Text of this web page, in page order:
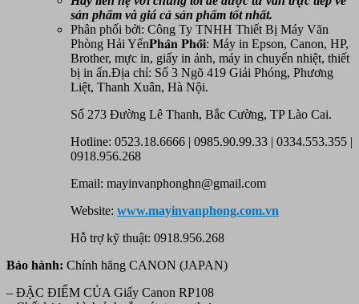
sản phẩm và giá cả sản phẩm tốt nhất.
Phân phối bởi: Công Ty TNHH Thiết Bị Máy Văn
Phòng Hải Yến𝐏𝐡𝐚̂𝐧 𝐏𝐡𝐨̂́𝐢: Máy in Epson, Canon, HP,
Brother, mực in, giấy in ảnh, máy in chuyển nhiệt, thiết
bị in ấn.Địa chỉ: Số 3 Ngõ 419 Giải Phóng, Phương
Liệt, Thanh Xuân, Hà Nội.
Số 273 Đường Lê Thanh, Bắc Cường, TP Lào Cai.
Hotline: 0523.18.6666 | 0985.90.99.33 | 0334.553.355 |
0918.956.268
Email: mayinvanphonghn@gmail.com
Website: www.mayinvanphong.com.vn
Hỗ trợ kỹ thuật: 0918.956.268
Bảo hành: Chính hãng CANON (JAPAN)
– ĐẶC ĐIỂM CỦA Giấy Canon RP108